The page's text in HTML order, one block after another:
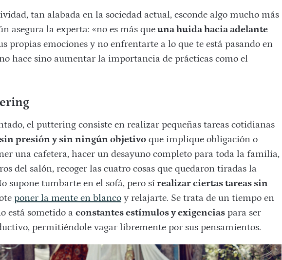
tan alabada en la sociedad actual, esconde algo mucho más
asegura la experta: «no es más queuna huida hacia adelante
propias emociones y no enfrentarte a lo que te está pasando en
hace sino aumentar la importancia de prácticas como el
el puttering consiste en realizar pequeñas tareas cotidianas
presión y sin ningún objetivoque implique obligación o
una cafetera, hacer un desayuno completo para toda la familia,
del salón, recoger las cuatro cosas que quedaron tiradas la
supone tumbarte en el sofá, pero sírealizar ciertas tareas sin
poner la mente en blancoy relajarte. Se trata de un tiempo en
está sometido a constantes estímulos y exigenciaspara ser
permitiéndole vagar libremente por sus pensamientos.